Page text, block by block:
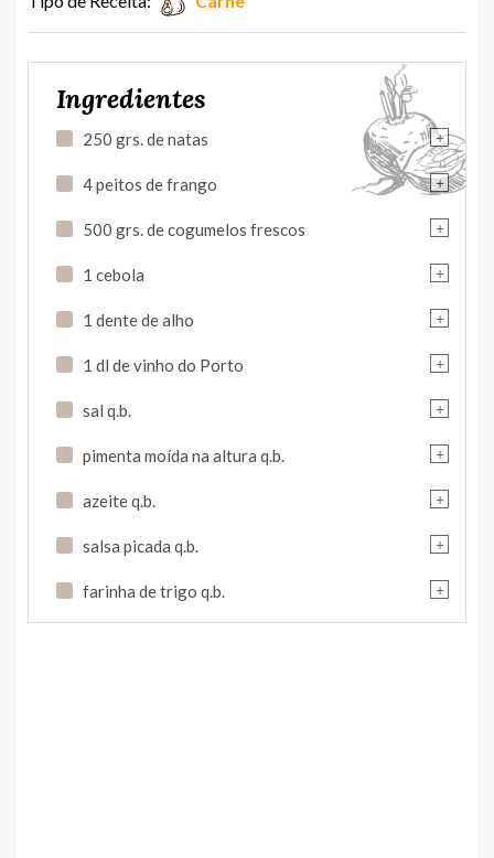
Ingredientes
+
250 grs. de natas
+
4 peitos de frango
+
500 grs. de cogumelos frescos
+
1 cebola
+
1 dente de alho
+
1 dl de vinho do Porto
+
sal q.b.
+
pimenta moída na altura q.b.
+
azeite q.b.
+
salsa picada q.b.
+
farinha de trigo q.b.